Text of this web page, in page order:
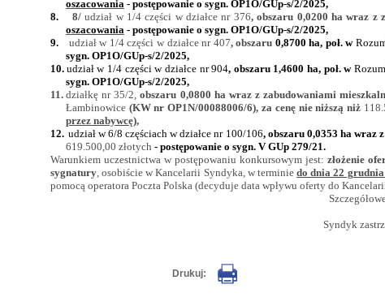
oszacowania - postępowanie o sygn. OP1O/GUp-s/2/2025,
8.
8/udział w 1/4 części w działce nr 376, obszaru 0,0200 ha wraz z
oszacowania - postępowanie o sygn. OP1O/GUp-s/2/2025,
9.
udział w 1/4 części w działce nr 407, obszaru 0,8700 ha, poł. w
sygn. OP1O/GUp-s/2/2025,
10. udział w 1/4 części w działce nr 904, obszaru 1,4600 ha, poł. w
sygn. OP1O/GUp-s/2/2025,
11. działkę nr 35/2,obszaru 0,0800 ha wraz z zabudowaniami
Łambinowice(KW nr OP1N/00088006/6), za cenę nie niższą niż
przez nabywcę),
12. udział w 6/8 częściach w działce nr 100/106, obszaru 0,0353 ha wraz
619.500,00 złotych - postępowanie o sygn. V GUp 279/21.
Warunkiem uczestnictwa w postępowaniu konkursowym jest: złożenie
sygnatury, osobiście w Kancelarii Syndyka, w terminiedo dnia 22
pomocą operatora Poczta Polska (decyduje data wpływu oferty do
Syndyk
Drukuj: